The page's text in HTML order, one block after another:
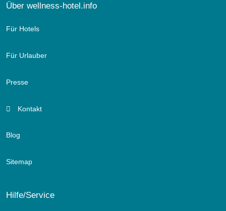
Über wellness-hotel.info
Für Hotels
Für Urlauber
Presse
Kontakt
Blog
Sitemap
Hilfe/Service